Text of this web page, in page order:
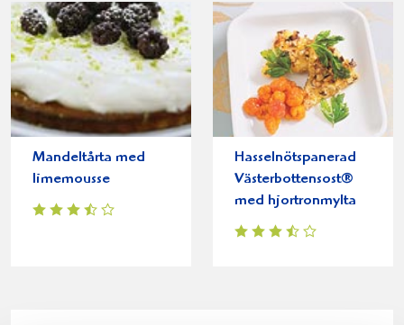
Mandeltårta med
limemousse
Hasselnötspanerad
Västerbottensost®
med hjortronmylta